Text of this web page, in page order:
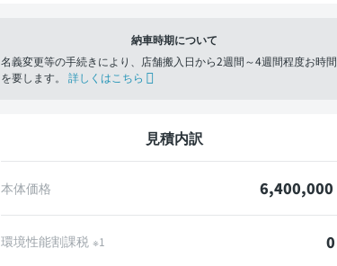
納車時期について
名義変更等の手続きにより、店舗搬入日から2週間～4週間程度お時間
を要します。 詳しくはこちら
見積内訳
本体価格 6,400,000
環境性能割課税 ※1 0